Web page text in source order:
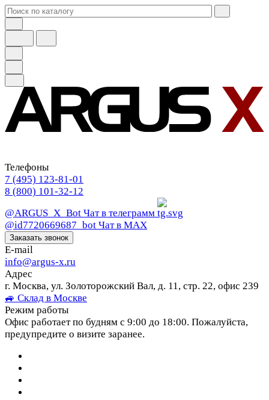
Телефоны
7 (495) 123-81-01
8 (800) 101-32-12
@ARGUS_X_Bot Чат в телеграмм
@id7720669687_bot Чат в МАХ
Заказать звонок
E-mail
info@argus-x.ru
Адрес
г. Москва, ул. Золоторожский Вал, д. 11, стр. 22, офис 239
🚙 Склад в Москве
Режим работы
Офис работает по будням с 9:00 до 18:00. Пожалуйста,
предупредите о визите заранее.